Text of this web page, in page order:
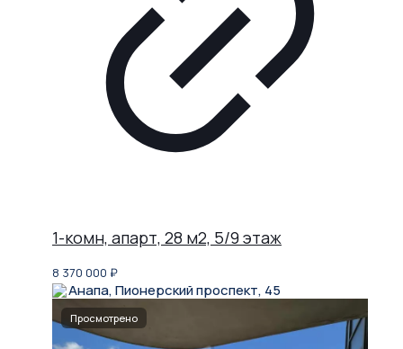
1-комн, апарт, 28 м2, 5/9 этаж
8 370 000 ₽
Анапа, Пионерский проспект, 45